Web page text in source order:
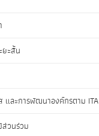
ะสั้น
และการพัฒนาองค์กรตาม ITA
ส่วนร่วม